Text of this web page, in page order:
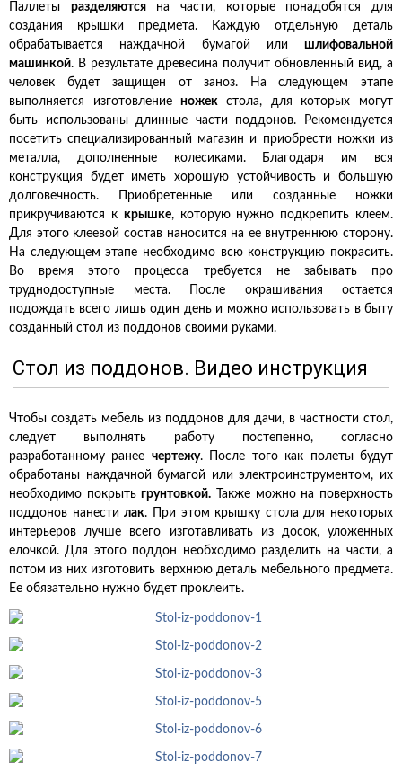
Паллеты разделяютсяна части, которые понадобятся для
создания крышки предмета. Каждую отдельную деталь
обрабатывается наждачной бумагой или шлифовальной
машинкой. В результате древесина получит обновленный вид, а
человек будет защищен от заноз. На следующем этапе
выполняется изготовлениеножекстола, для которых могут
быть использованы длинные части поддонов. Рекомендуется
посетить специализированный магазин и приобрести ножки из
металла, дополненные колесиками. Благодаря им вся
конструкция будет иметь хорошую устойчивость и большую
долговечность. Приобретенные или созданные ножки
прикручиваются к крышке, которую нужно подкрепить клеем.
Для этого клеевой состав наносится на ее внутреннюю сторону.
На следующем этапе необходимо всю конструкцию покрасить.
Во время этого процесса требуется не забывать про
труднодоступные места. После окрашивания остается
подождать всего лишь один день и можно использовать в быту
созданный стол из поддонов своими руками.
Стол из поддонов. Видео инструкция
Чтобы создать мебель из поддонов для дачи, в частности стол,
следует выполнять работу постепенно, согласно
разработанному ранее чертежу. После того как полеты будут
обработаны наждачной бумагой или электроинструментом, их
необходимо покрытьгрунтовкой. Также можно на поверхность
поддонов нанестилак. При этом крышку стола для некоторых
интерьеров лучше всего изготавливать из досок, уложенных
елочкой. Для этого поддон необходимо разделить на части, а
потом из них изготовить верхнюю деталь мебельного предмета.
Ее обязательно нужно будет проклеить.